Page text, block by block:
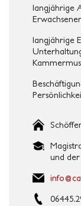
KONTAKT
DATENSCHUTZ
langjährige
langjährige
und der
c@ofn
i